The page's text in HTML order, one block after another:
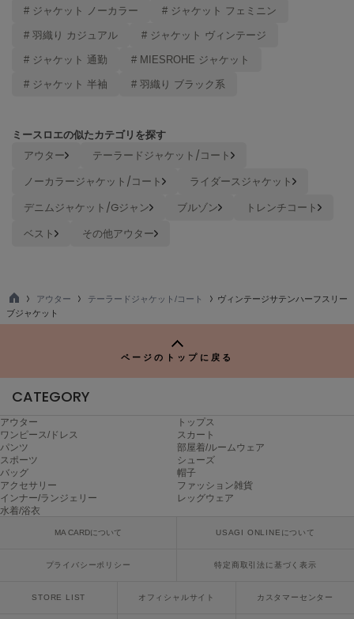
リトルユニオン トウキョウ
MICHU COQUETTE
ミチュ コケット
MIESROHE
miies miim
ミーエスミーム
MOIGE
NEW Balance
ニューバランス
nezu
ネズ
NOWNS
# ジャケット ノーカラー # ジャケット フェミニン
# 羽織り カジュアル # ジャケット ヴィンテージ
# ジャケット 通勤 # MIESROHE ジャケット
# ジャケット 半袖 # 羽織り ブラック系
ミースロエの似たカテゴリを探す
アウター
テーラードジャケット/コート
ノーカラージャケット/コート
ライダースジャケット
デニムジャケット/Gジャン
ブルゾン
トレンチコート
ベスト
その他アウター
TO
P
アウター テーラードジャケット/コート
ヴィンテージサテンハーフスリー
ブジャケット
ページのトップに戻る
CATEGORY
アウター
トップス
ワンピース/ドレス
スカート
パンツ
部屋着/ルームウェア
スポーツ
シューズ
バッグ
帽子
アクセサリー
ファッション雑貨
インナー/ランジェリー
レッグウェア
水着/浴衣
MA CARDについて USAGI ONLINEについて
プライバシーポリシー 特定商取引法に基づく表示
STORE LIST オフィシャルサイト カスタマーセンター